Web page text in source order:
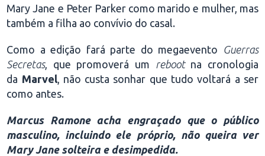
Mary Jane e Peter Parker como marido e mulher, mas
também a filha ao convívio do casal.
Como a edição fará parte do megaevento Guerras
Secretas, que promoverá um rebootna cronologia
da Marvel, não custa sonhar que tudo voltará a ser
como antes.
Marcus Ramone acha engraçado que o público
masculino, incluindo ele próprio, não queira ver
Mary Jane solteira e desimpedida.